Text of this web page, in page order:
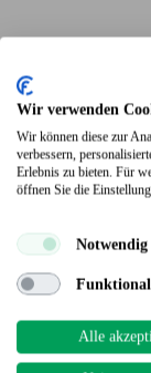
Terrassendielen
Wir verwenden
Wir können diese zur
verbessern,
Erlebnis zu bieten. Für
öffnen Sie die
Notwendig
Funktional
Alle